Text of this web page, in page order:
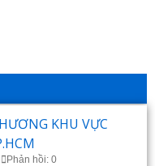
KHU VỰC
Phản hồi: 0